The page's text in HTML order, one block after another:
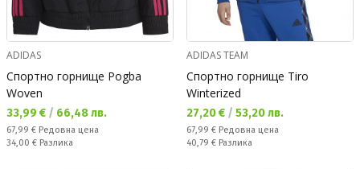
ADIDAS
Спортно горнище Pogba
Woven
Текуща цена:
33,99 € / 66,48 лв.
Редовна цена:
67,99 € Редовна цена
Спестявате:
34,00 € Разлика
ADIDAS TEAM
Спортно горнище Tiro
Winterized
Текуща цена:
27,20 € / 53,20 лв.
Редовна цена:
67,99 € Редовна цена
Спестявате:
40,79 € Разлика